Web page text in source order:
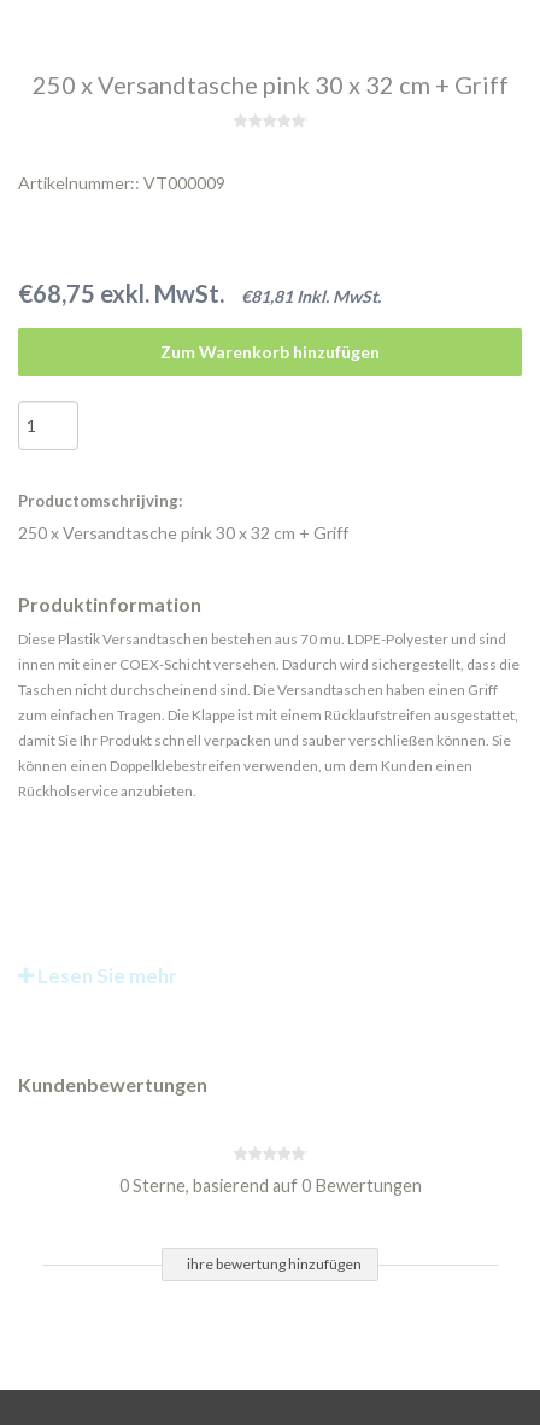
250 x Versandtasche pink 30 x 32 cm + Griff
Artikelnummer:: VT000009
€68,75 exkl. MwSt. €81,81 Inkl. MwSt.
Zum Warenkorb hinzufügen
Productomschrijving:
250 x Versandtasche pink 30 x 32 cm + Griff
Produktinformation
Diese Plastik Versandtaschen bestehen aus 70 mu. LDPE-Polyester und sind
innen mit einer COEX-Schicht versehen. Dadurch wird sichergestellt, dass die
Taschen nicht durchscheinend sind. Die Versandtaschen haben einen Griff
zum einfachen Tragen. Die Klappe ist mit einem Rücklaufstreifen ausgestattet,
damit Sie Ihr Produkt schnell verpacken und sauber verschließen können. Sie
können einen Doppelklebestreifen verwenden, um dem Kunden einen
Rückholservice anzubieten.
Lesen Sie mehr
Kundenbewertungen
0 Sterne, basierend auf 0 Bewertungen
ihre bewertung hinzufügen